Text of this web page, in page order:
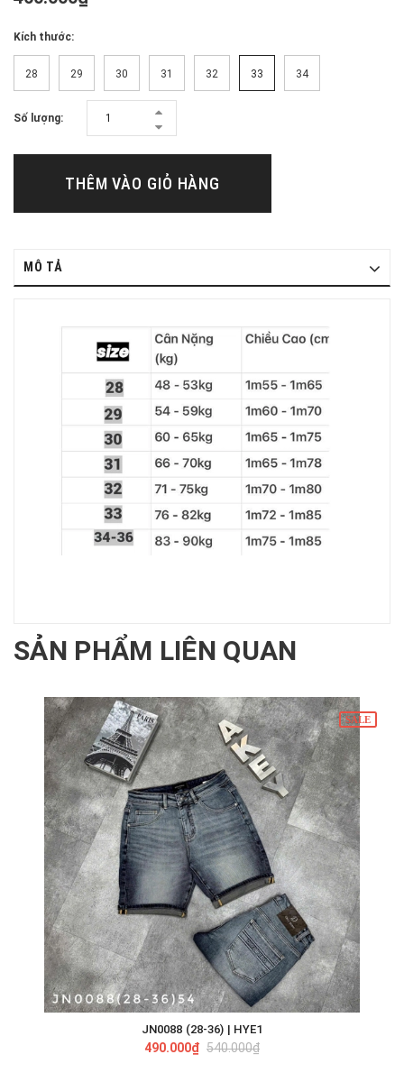
Kích thước:
28 29 30 31 32 33 34
Số lượng:
THÊM VÀO GIỎ HÀNG
MÔ TẢ
SẢN PHẨM LIÊN QUAN
SALE
JN0088 (28-36) | HYE1
490.000₫ 540.000₫